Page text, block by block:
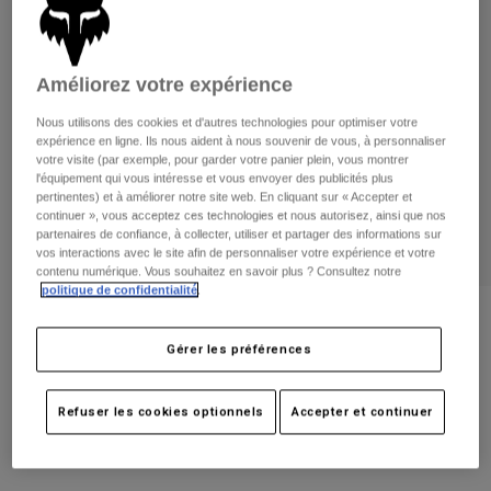
Vestes
Gants
Protections
Chaussettes
Accessoires
Pièces de rechange
Pantalons
Gants
Vestes
Protections
Masques
Chaussettes
Sacs et accessoires
Pièces de rechange
Chemises
Voir tout
Femme
T-shirts et tops
Sweats et Pulls
Vestes
Voir tout
Enfants
Protections
Masques
Chaussettes
Voir tout
Moto
Casques
Maillots
Pantalons
Gants
Masques
Sac à dos 180
Article n°32793-329-OS
Améliorez votre expérience
Nous utilisons des cookies et d'autres technologies pour optimiser votre
expérience en ligne. Ils nous aident à nous souvenir de vous, à personnaliser
votre visite (par exemple, pour garder votre panier plein, vous montrer
l'équipement qui vous intéresse et vous envoyer des publicités plus
pertinentes) et à améliorer notre site web. En cliquant sur « Accepter et
continuer », vous acceptez ces technologies et nous autorisez, ainsi que nos
partenaires de confiance, à collecter, utiliser et partager des informations sur
vos interactions avec le site afin de personnaliser votre expérience et votre
contenu numérique. Vous souhaitez en savoir plus ? Consultez notre
politique de confidentialité
Gérer les préférences
Refuser les cookies optionnels Accepter et continuer